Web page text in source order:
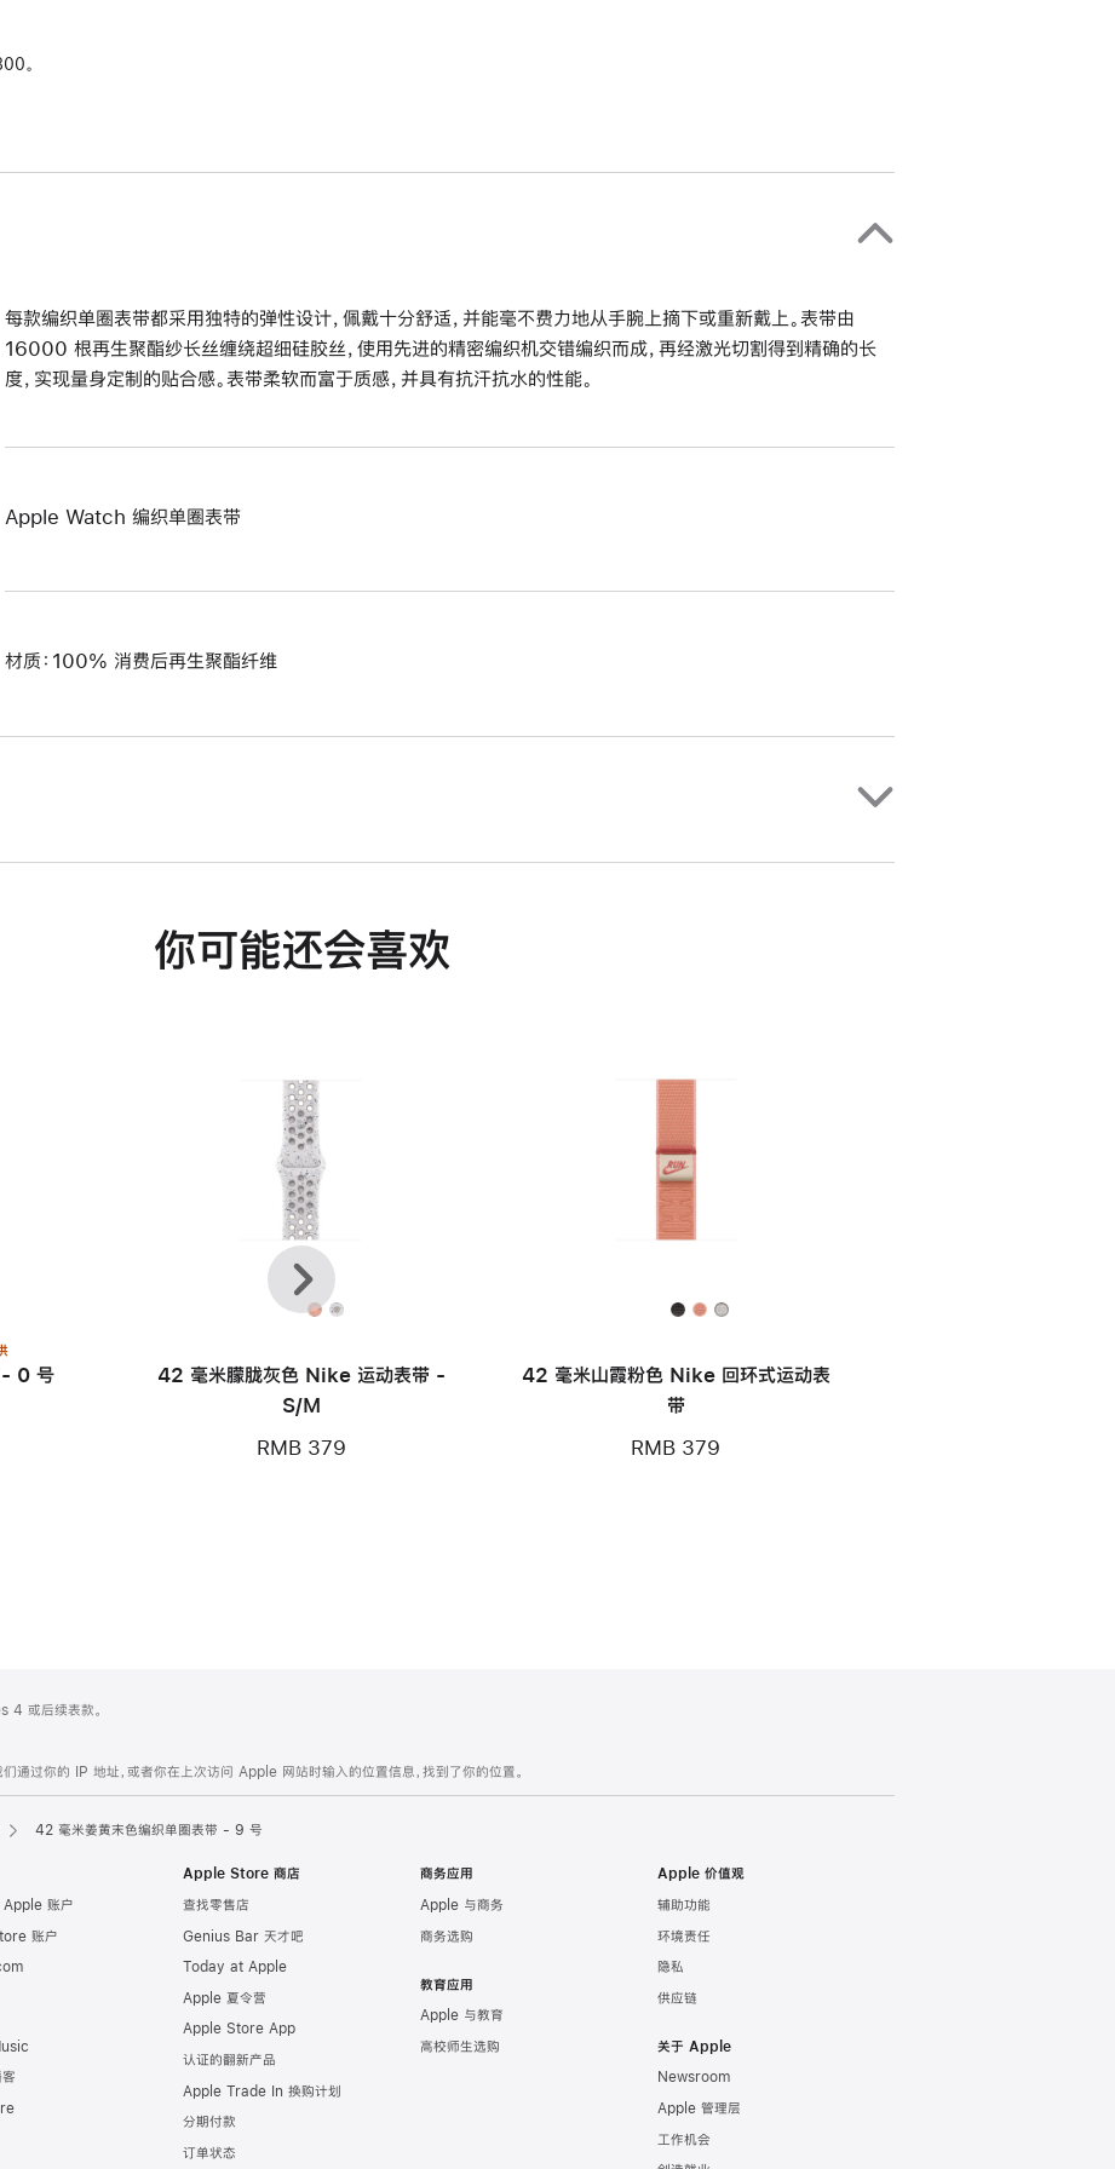
。
每款编织单圈表带都采用独特的弹性设计，佩戴十分舒适，并能毫不费力地从手腕上摘下或重新戴上。表带由
16000 根再生聚酯纱长丝缠绕超细硅胶丝，使用先进的精密编织机交错编织而成，再经激光切割得到精确的长
度，实现量身定制的贴合感。表带柔软而富于质感，并具有抗汗抗水的性能。
Apple Watch 编织单圈表带
材质：100% 消费后再生聚酯纤维
你可能还会喜欢
- 0 号
42 毫米朦胧灰色 Nike 运动表带 -
S/M
RMB 379
42 毫米山霞粉色 Nike 回环式运动表
带
RMB 379
上
一
个
下
一
个
或后续表款。
通过你的 IP 地址，或者你在上次访问 Apple 网站时输入的位置信息，找到了你的位置。
42 毫米姜黄末色编织单圈表带 - 9 号
Apple 账户
账户
Apple Store 商店
查找零售店
Genius Bar 天才吧
Today at Apple
Apple 夏令营
Apple Store App
认证的翻新产品
Apple Trade In 换购计划
分期付款
订单状态
商务应用
Apple 与商务
商务选购
教育应用
Apple 与教育
高校师生选购
Apple 价值观
辅助功能
环境责任
隐私
供应链
关于 Apple
Newsroom
Apple 管理层
工作机会